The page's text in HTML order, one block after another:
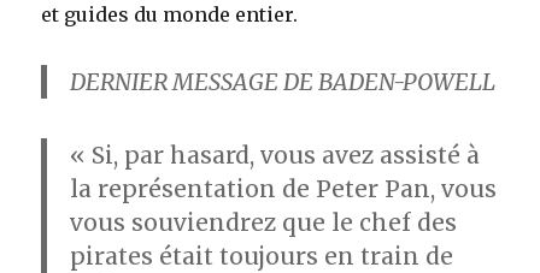
et guides du monde entier.
DERNIER MESSAGE DE BADEN-POWELL
« Si, par hasard, vous avez assisté à
la représentation de Peter Pan, vous
vous souviendrez que le chef des
pirates était toujours en train de